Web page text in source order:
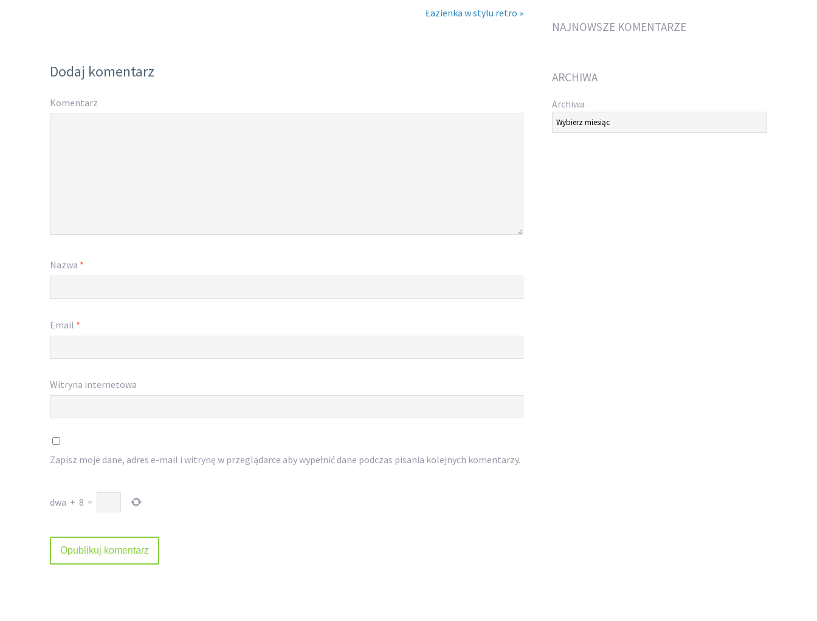
Łazienka w stylu retro »
Dodaj komentarz
Komentarz
Nazwa *
Email *
Witryna internetowa
Zapisz moje dane, adres e-mail i witrynę w przeglądarce aby wypełnić dane podczas pisania kolejnych komentarzy.
dwa + 8 =
NAJNOWSZE KOMENTARZE
ARCHIWA
Archiwa